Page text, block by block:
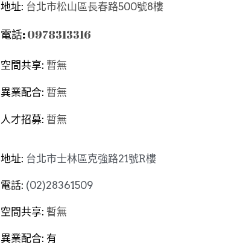
地址: 台北市松山區長春路500號8樓
電話: 0978313316
空間共享: 暫無
異業配合: 暫無
人才招募: 暫無
地址: 台北市士林區克強路21號R樓
電話: (02)28361509
空間共享: 暫無
異業配合: 有